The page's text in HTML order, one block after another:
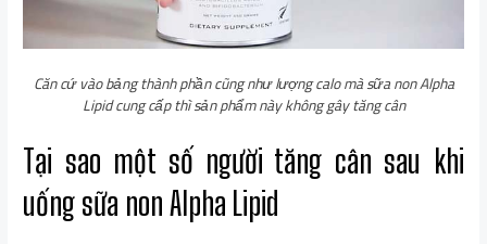
Căn cứ vào bảng thành phần cũng như lượng calo mà sữa non Alpha
Lipid cung cấp thì sản phẩm này không gây tăng cân
Tại sao một số người tăng cân sau khi
uống sữa non Alpha Lipid